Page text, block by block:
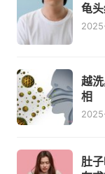
龟
越
相
肚